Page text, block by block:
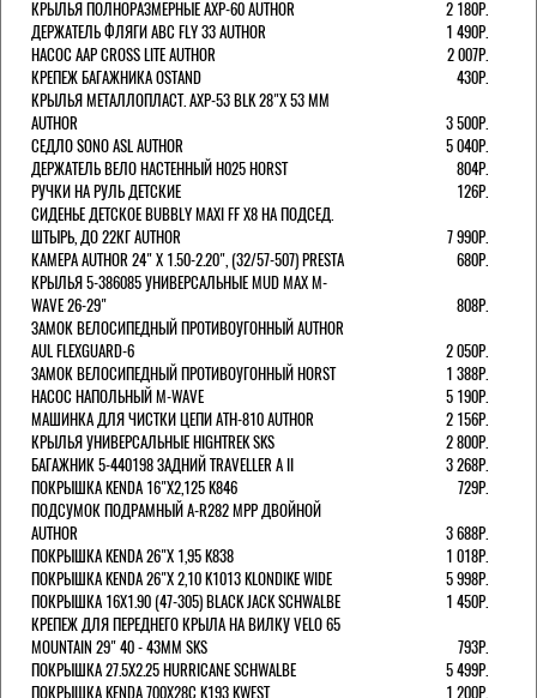
КРЫЛЬЯ ПОЛНОРАЗМЕРНЫЕ AXP-60 AUTHOR
2 180Р.
ДЕРЖАТЕЛЬ ФЛЯГИ АВС FLY 33 AUTHOR
1 490Р.
НАСОС AAP CROSS LITE AUTHOR
2 007Р.
КРЕПЕЖ БАГАЖНИКА OSTAND
430Р.
КРЫЛЬЯ МЕТАЛЛОПЛАСТ. AXP-53 BLK 28"Х 53 ММ
AUTHOR
3 500Р.
СЕДЛО SONO ASL AUTHOR
5 040Р.
ДЕРЖАТЕЛЬ ВЕЛО НАСТЕННЫЙ H025 HORST
804Р.
РУЧКИ НА РУЛЬ ДЕТСКИЕ
126Р.
СИДЕНЬЕ ДЕТСКОЕ BUBBLY MAXI FF X8 НА ПОДСЕД.
ШТЫРЬ, ДО 22КГ AUTHOR
7 990Р.
КАМЕРА AUTHOR 24" Х 1.50-2.20", (32/57-507) PRESTA
680Р.
КРЫЛЬЯ 5-386085 УНИВЕРСАЛЬНЫЕ MUD MAX M-
WAVE 26-29"
808Р.
ЗАМОК ВЕЛОСИПЕДНЫЙ ПРОТИВОУГОННЫЙ AUTHOR
AUL FLEXGUARD-6
2 050Р.
ЗАМОК ВЕЛОСИПЕДНЫЙ ПРОТИВОУГОННЫЙ HORST
1 388Р.
НАСОС НАПОЛЬНЫЙ M-WAVE
5 190Р.
МАШИНКА ДЛЯ ЧИСТКИ ЦЕПИ ATH-810 AUTHOR
2 156Р.
КРЫЛЬЯ УНИВЕРСАЛЬНЫЕ HIGHTREK SKS
2 800Р.
БАГАЖНИК 5-440198 ЗАДНИЙ TRAVELLER A II
3 268Р.
ПОКРЫШКА KENDA 16"Х2,125 K846
729Р.
ПОДСУМОК ПОДРАМНЫЙ A-R282 MPP ДВОЙНОЙ
AUTHOR
3 688Р.
ПОКРЫШКА KENDA 26"Х 1,95 K838
1 018Р.
ПОКРЫШКА KENDA 26"Х 2,10 K1013 KLONDIKE WIDE
5 998Р.
ПОКРЫШКА 16X1.90 (47-305) BLACK JACK SCHWALBE
1 450Р.
КРЕПЕЖ ДЛЯ ПЕРЕДНЕГО КРЫЛА НА ВИЛКУ VELO 65
MOUNTAIN 29" 40 - 43ММ SKS
793Р.
ПОКРЫШКА 27.5X2.25 HURRICANE SCHWALBE
5 499Р.
ПОКРЫШКА KENDA 700Х28С K193 KWEST
1 200Р.